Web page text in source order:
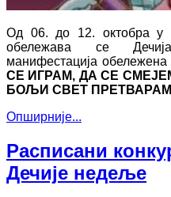
Од 06. до 12. октобра у
обележава се
манифестација обележена
СЕ ИГРАМ, ДА СЕ
БОЉИ СВЕТ
Опширније...
Расписани
Дечије недеље